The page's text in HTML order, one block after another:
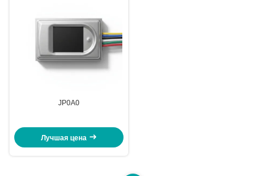
JP0A0
Лучшая цена